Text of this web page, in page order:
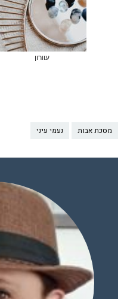
עוורון
מסכת אבות נעמי עיני